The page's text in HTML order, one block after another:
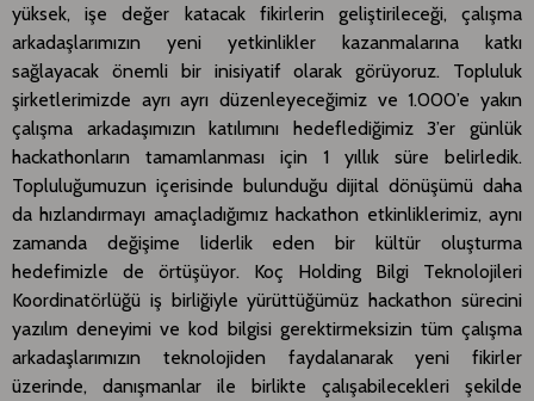
yüksek, işe değer katacak fikirlerin geliştirileceği, çalışma
arkadaşlarımızın yeni yetkinlikler kazanmalarına katkı
sağlayacak önemli bir inisiyatif olarak görüyoruz. Topluluk
şirketlerimizde ayrı ayrı düzenleyeceğimiz ve 1.000’e yakın
çalışma arkadaşımızın katılımını hedeflediğimiz 3’er günlük
hackathonların tamamlanması için 1 yıllık süre belirledik.
Topluluğumuzun içerisinde bulunduğu dijital dönüşümü daha
da hızlandırmayı amaçladığımız hackathon etkinliklerimiz, aynı
zamanda değişime liderlik eden bir kültür oluşturma
hedefimizle de örtüşüyor. Koç Holding Bilgi Teknolojileri
Koordinatörlüğü iş birliğiyle yürüttüğümüz hackathon sürecini
yazılım deneyimi ve kod bilgisi gerektirmeksizin tüm çalışma
arkadaşlarımızın teknolojiden faydalanarak yeni fikirler
üzerinde, danışmanlar ile birlikte çalışabilecekleri şekilde